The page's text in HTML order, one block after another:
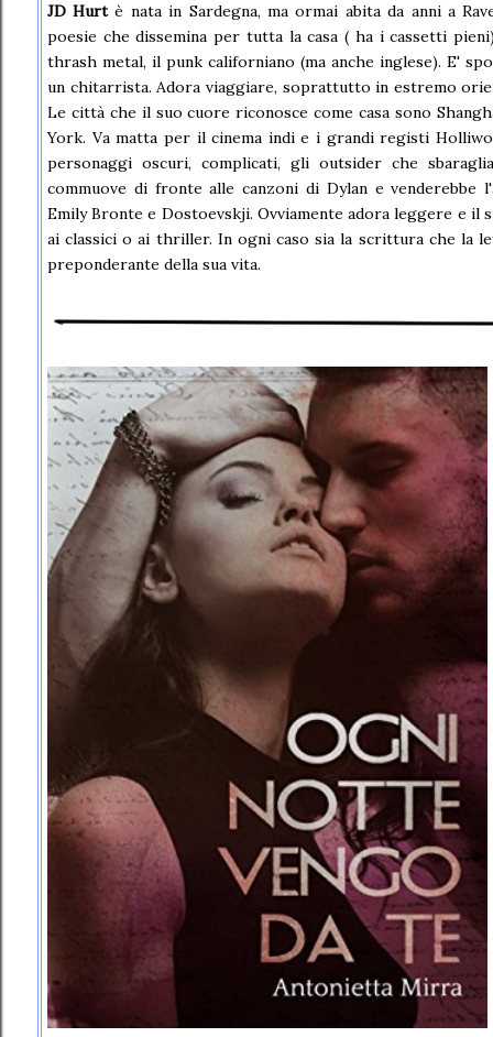
JD Hurtè nata in Sardegna, ma ormai abita da anni a
poesie che dissemina per tutta la casa ( ha i cassetti
thrash metal, il punk californiano (ma anche inglese). E'
un chitarrista. Adora viaggiare, soprattutto in estremo
Le città che il suo cuore riconosce come casa sono
York. Va matta per il cinema indi e i grandi registi
personaggi oscuri, complicati, gli outsider che
commuove di fronte alle canzoni di Dylan e venderebbe
Emily Bronte e Dostoevskji. Ovviamente adora leggere e il
ai classici o ai thriller. In ogni caso sia la scrittura che la
preponderante della sua vita.